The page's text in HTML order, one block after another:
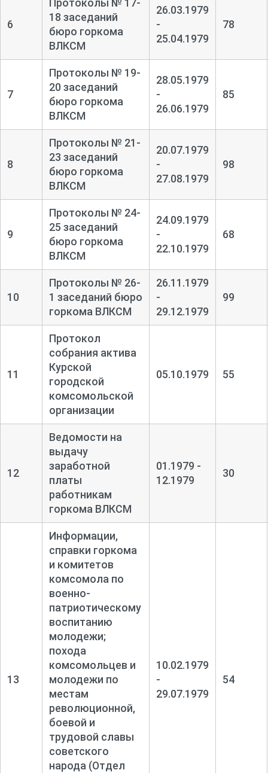
6
Протоколы № 17-
18 заседаний
бюро горкома
ВЛКСМ
26.03.1979
-
25.04.1979
78
7
Протоколы № 19-
20 заседаний
бюро горкома
ВЛКСМ
28.05.1979
-
26.06.1979
85
8
Протоколы № 21-
23 заседаний
бюро горкома
ВЛКСМ
20.07.1979
-
27.08.1979
98
9
Протоколы № 24-
25 заседаний
бюро горкома
ВЛКСМ
24.09.1979
-
22.10.1979
68
10
Протоколы № 26-
1 заседаний бюро
горкома ВЛКСМ
26.11.1979
-
29.12.1979
99
11
Протокол
собрания актива
Курской
городской
комсомольской
организации
05.10.1979 55
12
Ведомости на
выдачу
заработной
платы
работникам
горкома ВЛКСМ
01.1979 -
12.1979
30
13
Информации,
справки горкома
и комитетов
комсомола по
военно-
патриотическому
воспитанию
молодежи;
похода
комсомольцев и
молодежи по
местам
революционной,
боевой и
трудовой славы
советского
народа (Отдел
10.02.1979
-
29.07.1979
54